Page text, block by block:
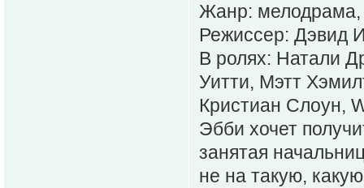
Жанр: мелодрама,
Режиссер: Дэвид
В ролях: Натали
Уитти, Мэтт
Кристиан Слоун,
Эбби хочет
занятая
не на такую,